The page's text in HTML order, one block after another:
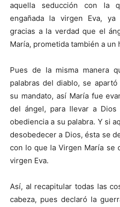
aquella seducción con la
engañada la virgen Eva,
gracias a la verdad que el
María, prometida también a un
Pues de la misma manera
palabras del diablo, se
su mandato, así María fue
del ángel, para llevar a
obediencia a su palabra. Y si
desobedecer a Dios, ésta se
con lo que la Virgen María se
virgen Eva.
Así, al recapitular todas las
cabeza, pues declaró la